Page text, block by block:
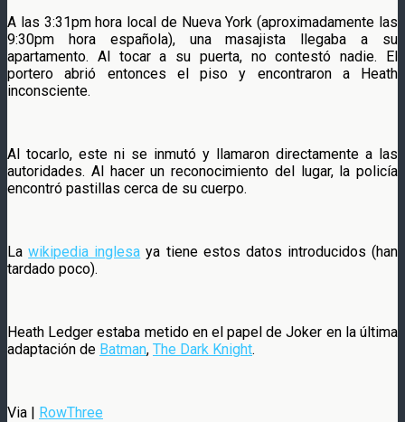
A las 3:31pm hora local de Nueva York (aproximadamente las
9:30pm hora española), una masajista llegaba a su
apartamento. Al tocar a su puerta, no contestó nadie. El
portero abrió entonces el piso y encontraron a Heath
inconsciente.
Al tocarlo, este ni se inmutó y llamaron directamente a las
autoridades. Al hacer un reconocimiento del lugar, la policía
encontró pastillas cerca de su cuerpo.
Lawikipedia inglesa ya tiene estos datos introducidos (han
tardado poco).
Heath Ledger estaba metido en el papel de Joker en la última
adaptación de Batman, The Dark Knight.
Via | RowThree